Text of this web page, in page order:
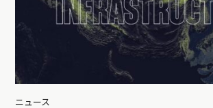
ニュース